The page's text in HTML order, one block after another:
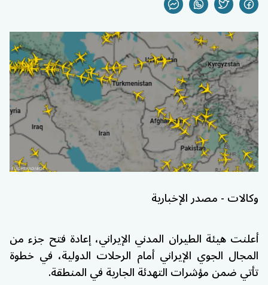
وكالات - مصدر الإخبارية
أعلنتهيئة الطيران المدني الإيراني، إعادة فتح جزء من
المجال الجوي الإيراني أمام الرحلات الدولية، في خطوة
تأتي ضمن مؤشرات التهدئة الجارية في المنطقة.